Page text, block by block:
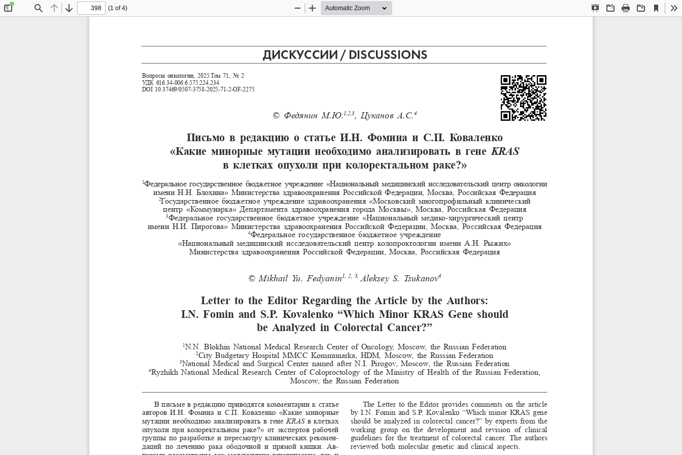
Find Previous
Next
(1 of 4)
Presentation
OpenPrint Download
Current
View
Zoom
Zoom
ДИСКУССИИ / DISCUSSIONS
Вопросы онкологии, 2025.Том 71, No 2
УДК 616.34-006.6:575.224.234
DOI 10.37469/0507-3758-2025-71-2-OF-2275
© Федянин М.Ю.1,2,3 , Цуканов А.С. 4
Письмо в редакцию о статье И.Н. Фомина и С.П. Коваленко
«Какие минорные мутации необходимо анализировать в гене KRAS
в клетках опухоли при колоректальном раке?»
1Федеральное государственное бюджетное учреждение «Национальный медицинский исследовательский центр онкологии
имени Н.Н. Блохина» Министерства здравоохранения Российской Федерации, Москва, Российская Федерация
2Государственное бюджетное учреждение здравоохранения «Московский многопрофильный клинический
центр «Коммунарка» Департамента здравоохранения города Москвы», Москва, Российская Федерация
3Федеральное государственное бюджетное учреждение «Национальный медико-хирургический центр
имени Н.И. Пирогова» Министерства здравоохранения Российской Федерации, Москва, Российская Федерация
4Федеральное государственное бюджетное учреждение
«Национальный медицинский исследовательский центр     колопроктологии имени А.Н.    Рыжих»
Министерства здравоохранения Российской Федерации, Москва, Российская Федерация
© Mikhail Yu. Fedyanin 1,  2,  3, Aleksey S. Tsukanov4
Letter to the Editor Regarding the Article by the Authors:
I.N. Fomin and S.P. Kovalenko “Which Minor KRAS Gene should
be Analyzed in Colorectal Cancer?”
1N.N. Blokhin National Medical Research Center of Oncology, Moscow, the Russian Federation
2City Budgetary Hospital MMCC Kommunarka, HDM, Moscow, the Russian Federation
3National Medical and Surgical Center named after N.I. Pirogov, Moscow, the Russian Federation
4Ryzhikh National Medical Research Center of Coloproctology of the Ministry of Health of the Russian Federation,
Moscow, the Russian Federation
В письме в редакцию приводятся комментарии к статье
авторов И.Н.
Фомина и С.П.
Коваленко «Какие минорные
мутации необходимо анализировать в гене KRAS в клетках
опухоли при колоректальном раке?» от экспертов рабочей
группы по разработке и пересмотру клинических рекомен-
даций  по  лечению  рака  ободочной  и  прямой  кишки.  Ав-
The Letter to the Editor provides comments on the article
by I.N. Fomin and S.P. Kovalenko “Which minor KRAS gene
should be analyzed in colorectal cancer?” by experts from the
working  group  on  the  development  and  revision  of  clinical
guidelines for the treatment of colorectal cancer. The authors
reviewed both molecular genetic and clinical aspects.